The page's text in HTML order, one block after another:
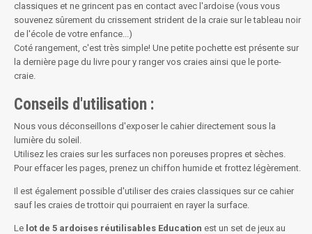
classiques et ne grincent pas en contact avec l'ardoise (vous vous
souvenez sûrement du crissement strident de la craie sur le tableau noir
de l'école de votre enfance...)
Coté rangement, c'est très simple! Une petite pochette est présente sur
la dernière page du livre pour y ranger vos craies ainsi que le porte-
craie.
Conseils d'utilisation :
Nous vous déconseillons d'exposer le cahier directement sous la
lumière du soleil.
Utilisez les craies sur les surfaces non poreuses propres et sèches.
Pour effacer les pages, prenez un chiffon humide et frottez légèrement.
Il est également possible d'utiliser des craies classiques sur ce cahier
sauf les craies de trottoir qui pourraient en rayer la surface.
Le lot de 5 ardoises réutilisables Education est un set de jeux au